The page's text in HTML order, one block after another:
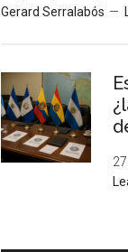
Gerard Serralabós